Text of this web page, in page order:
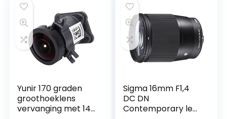
Yunir 170 graden
groothoeklens
vervanging met 14
Sigma 16mm F1,4
DC DN
Contemporary lens